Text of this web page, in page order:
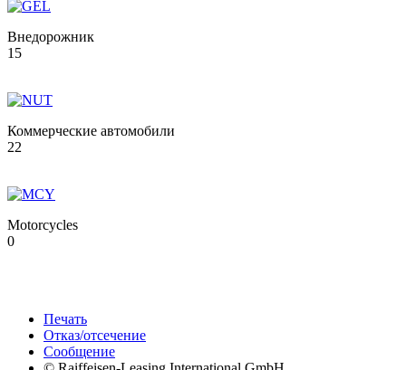
Внедорожник
15
Коммерческие автомобили
22
Motorcycles
0
Печать
Отказ/отсечение
Сообщение